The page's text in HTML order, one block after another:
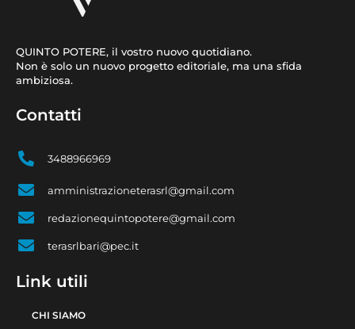
QUINTO POTERE, il vostro nuovo quotidiano.
Non è solo un nuovo progetto editoriale, ma una sfida
ambiziosa.
Contatti
3488966969
amministrazioneterasrl@gmail.com
redazionequintopotere@gmail.com
terasrlbari@pec.it
Link utili
CHI SIAMO